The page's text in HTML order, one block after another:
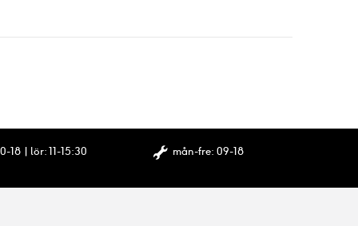
18 | lör: 11-15:30 mån-fre: 09-18